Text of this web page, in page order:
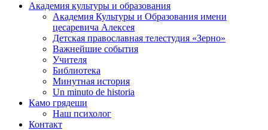
Академия культуры и образования
Академия Культуры и Образования имени
цесаревича Алексея
Детская православная телестудия «Зерно»
Важнейшие события
Учителя
Библиотека
Минутная история
Un minuto de historia
Камо грядеши
Наш психолог
Контакт